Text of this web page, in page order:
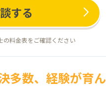
する
の料金表をご確認ください
多数、経験が育